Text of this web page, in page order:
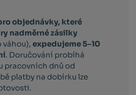
objednávky, které
nadměrné zásilky
váhou),expedujeme 5–10
. Doručování probíhá
pracovních dnů od
platby na dobírku lze